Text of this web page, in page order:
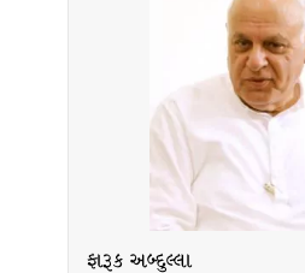
ફારૂક અબ્દુલ્લા